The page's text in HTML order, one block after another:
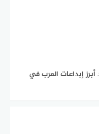
إبداعات العرب في